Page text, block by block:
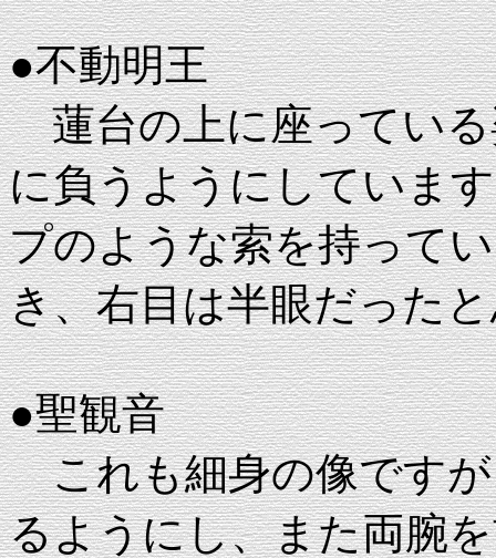
●不動明王
蓮台の上に座っている
に負うようにしていま
プのような索を持って
き、右目は半眼だった
●聖観音
これも細身の像ですが
るようにし、また両腕